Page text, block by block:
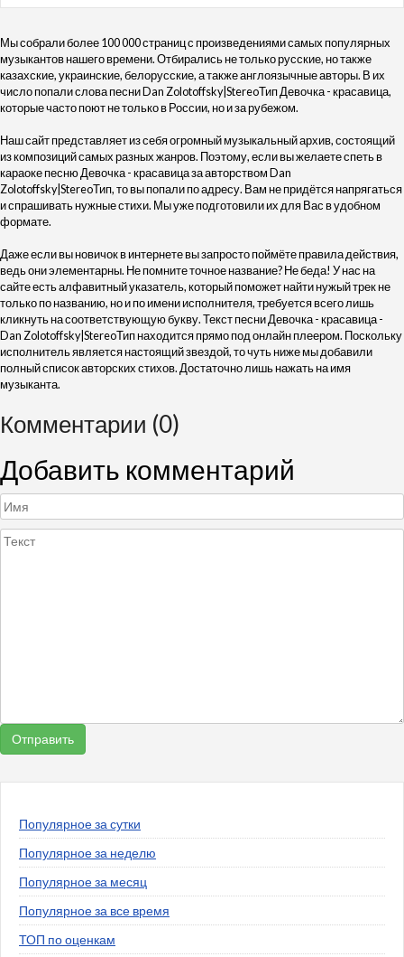
Мы собрали более 100 000 страниц с произведениями самых популярных
музыкантов нашего времени. Отбирались не только русские, но также
казахские, украинские, белорусские, а также англоязычные авторы. В их
число попали слова песни Dan Zolotoffsky|StereoТип Девочка - красавица,
которые часто поют не только в России, но и за рубежом.
Наш сайт представляет из себя огромный музыкальный архив, состоящий
из композиций самых разных жанров. Поэтому, если вы желаете спеть в
караоке песню Девочка - красавица за авторством Dan
Zolotoffsky|StereoТип, то вы попали по адресу. Вам не придётся напрягаться
и спрашивать нужные стихи. Мы уже подготовили их для Вас в удобном
формате.
Даже если вы новичок в интернете вы запросто поймёте правила действия,
ведь они элементарны. Не помните точное название? Не беда! У нас на
сайте есть алфавитный указатель, который поможет найти нужый трек не
только по названию, но и по имени исполнителя, требуется всего лишь
кликнуть на соответствующую букву. Текст песни Девочка - красавица -
Dan Zolotoffsky|StereoТип находится прямо под онлайн плеером. Поскольку
исполнитель является настоящий звездой, то чуть ниже мы добавили
полный список авторских стихов. Достаточно лишь нажать на имя
музыканта.
Комментарии (0)
Добавить комментарий
Популярное за сутки
Популярное за неделю
Популярное за месяц
Популярное за все время
ТОП по оценкам